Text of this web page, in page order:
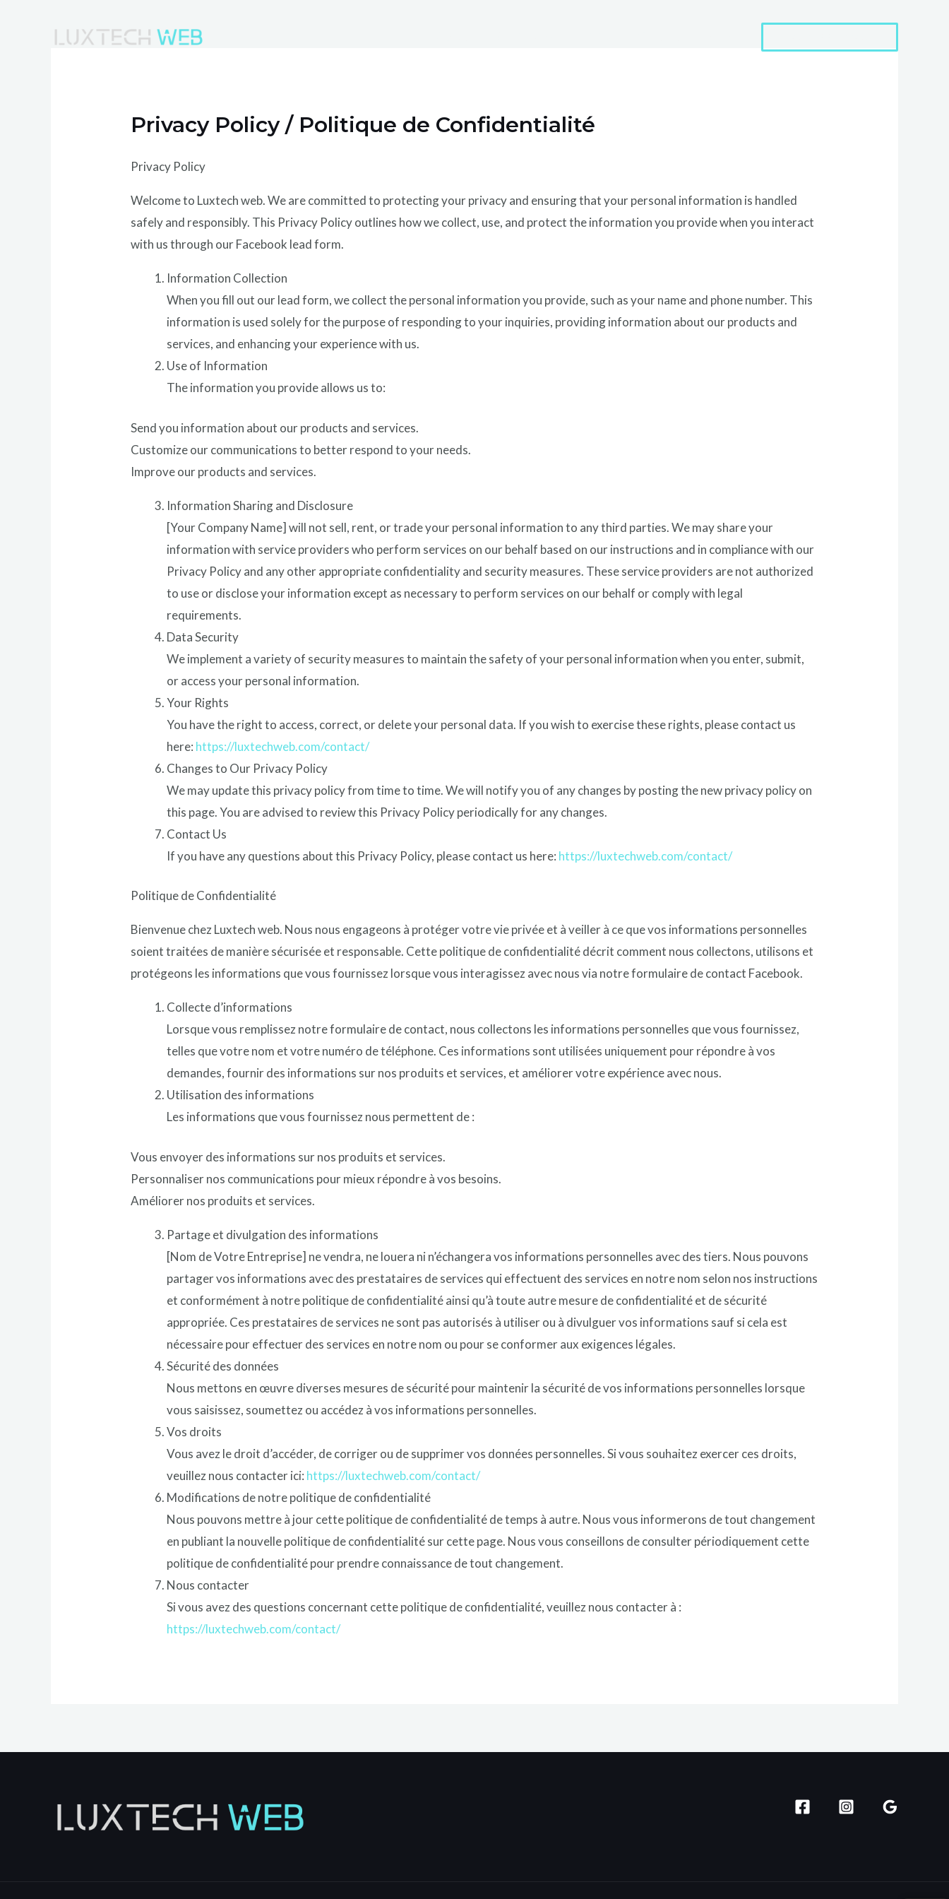
Privacy Policy / Politique de Confidentialité
Privacy Policy
Welcome to Luxtech web. We are committed to protecting your privacy and ensuring that your personal information is handled
safely and responsibly. This Privacy Policy outlines how we collect, use, and protect the information you provide when you interact
with us through our Facebook lead form.
Information Collection
When you fill out our lead form, we collect the personal information you provide, such as your name and phone number. This
information is used solely for the purpose of responding to your inquiries, providing information about our products and
services, and enhancing your experience with us.
Use of Information
The information you provide allows us to:
Send you information about our products and services.
Customize our communications to better respond to your needs.
Improve our products and services.
Information Sharing and Disclosure
[Your Company Name] will not sell, rent, or trade your personal information to any third parties. We may share your
information with service providers who perform services on our behalf based on our instructions and in compliance with our
Privacy Policy and any other appropriate confidentiality and security measures. These service providers are not authorized
to use or disclose your information except as necessary to perform services on our behalf or comply with legal
requirements.
Data Security
We implement a variety of security measures to maintain the safety of your personal information when you enter, submit,
or access your personal information.
Your Rights
You have the right to access, correct, or delete your personal data. If you wish to exercise these rights, please contact us
here: https://luxtechweb.com/contact/
Changes to Our Privacy Policy
We may update this privacy policy from time to time. We will notify you of any changes by posting the new privacy policy on
this page. You are advised to review this Privacy Policy periodically for any changes.
Contact Us
If you have any questions about this Privacy Policy, please contact us here: https://luxtechweb.com/contact/
Politique de Confidentialité
Bienvenue chez Luxtech web. Nous nous engageons à protéger votre vie privée et à veiller à ce que vos informations personnelles
soient traitées de manière sécurisée et responsable. Cette politique de confidentialité décrit comment nous collectons, utilisons et
protégeons les informations que vous fournissez lorsque vous interagissez avec nous via notre formulaire de contact Facebook.
Collecte d’informations
Lorsque vous remplissez notre formulaire de contact, nous collectons les informations personnelles que vous fournissez,
telles que votre nom et votre numéro de téléphone. Ces informations sont utilisées uniquement pour répondre à vos
demandes, fournir des informations sur nos produits et services, et améliorer votre expérience avec nous.
Utilisation des informations
Les informations que vous fournissez nous permettent de :
Vous envoyer des informations sur nos produits et services.
Personnaliser nos communications pour mieux répondre à vos besoins.
Améliorer nos produits et services.
Partage et divulgation des informations
[Nom de Votre Entreprise] ne vendra, ne louera ni n’échangera vos informations personnelles avec des tiers. Nous pouvons
partager vos informations avec des prestataires de services qui effectuent des services en notre nom selon nos instructions
et conformément à notre politique de confidentialité ainsi qu’à toute autre mesure de confidentialité et de sécurité
appropriée. Ces prestataires de services ne sont pas autorisés à utiliser ou à divulguer vos informations sauf si cela est
nécessaire pour effectuer des services en notre nom ou pour se conformer aux exigences légales.
Sécurité des données
Nous mettons en œuvre diverses mesures de sécurité pour maintenir la sécurité de vos informations personnelles lorsque
vous saisissez, soumettez ou accédez à vos informations personnelles.
Vos droits
Vous avez le droit d’accéder, de corriger ou de supprimer vos données personnelles. Si vous souhaitez exercer ces droits,
veuillez nous contacter ici: https://luxtechweb.com/contact/
Modifications de notre politique de confidentialité
Nous pouvons mettre à jour cette politique de confidentialité de temps à autre. Nous vous informerons de tout changement
en publiant la nouvelle politique de confidentialité sur cette page. Nous vous conseillons de consulter périodiquement cette
politique de confidentialité pour prendre connaissance de tout changement.
Nous contacter
Si vous avez des questions concernant cette politique de confidentialité, veuillez nous contacter à :
https://luxtechweb.com/contact/